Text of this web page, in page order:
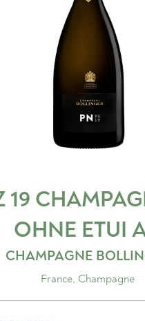
19
OHNE ETUI
CHAMPAGNE
France, Champagne